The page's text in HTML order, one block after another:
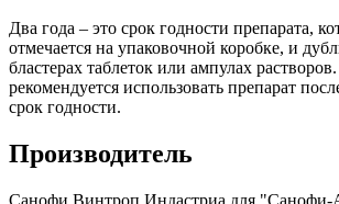
Два года – это срок годности препарата,
отмечается на упаковочной коробке, и
бластерах таблеток или ампулах
рекомендуется использовать препарат
срок годности.
Производитель